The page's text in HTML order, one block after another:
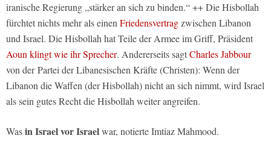
iranische Regierung „stärker an sich zu binden.“ ++ Die Hisbollah
fürchtet nichts mehr als einenFriedensvertragzwischen Libanon
und Israel. Die Hisbollah hat Teile der Armee im Griff, Präsident
Aoun klingt wie ihr Sprecher. Andererseits sagtCharles Jabbour
von der Partei der Libanesischen Kräfte (Christen): Wenn der
Libanon die Waffen (der Hisbollah) nicht an sich nimmt, wird Israel
als sein gutes Recht die Hisbollah weiter angreifen.
Wasin Israel vor Israelwar, notierte Imtiaz Mahmood.